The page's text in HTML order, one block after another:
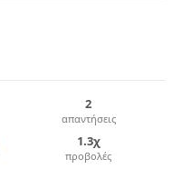
2
απαντήσεις
1.3χ
προβολές